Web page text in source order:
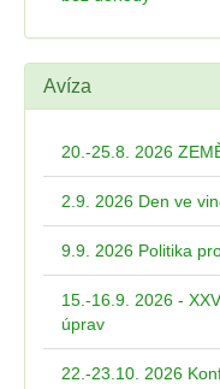
Avíza
20.-25.8. 2026
2.9. 2026 Den ve
9.9. 2026 Politika
15.-16.9. 2026 -
úprav
22.-23.10. 2026